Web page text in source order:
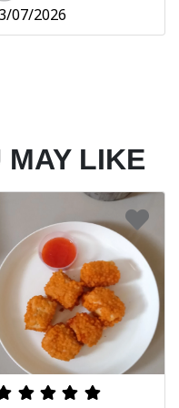
07/2026
MAY LIKE